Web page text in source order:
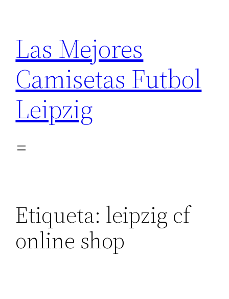
contenido
Las Mejores
Camisetas Futbol
Leipzig
Etiqueta: leipzig cf
online shop